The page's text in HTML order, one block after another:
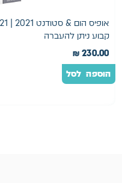
קבוע ניתן להעברה
₪ 230.00
הוספה לסל